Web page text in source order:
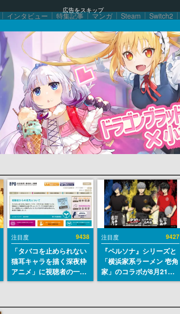
広告をスキップ
インタビュー 特集記事 マンガ Steam Switch2
注目度 9438
「タバコを止められない
猫耳キャラを描く深夜枠
アニメ」に視聴者の一部
から批判意見。違法薬物
注目度 9427
『ペルソナ』シリーズと
「横浜家系ラーメン 壱角
家」のコラボが8月21日
から開催。”はがくれ”風